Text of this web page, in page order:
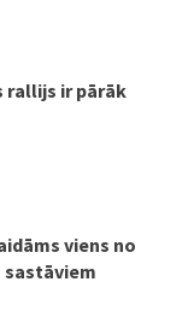
rallijs ir pārāk
viens no